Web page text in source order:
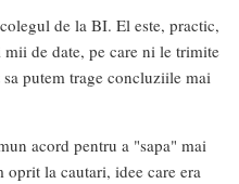
de la BI. El este, practic,
de date, pe care ni le trimite
putem trage concluziile mai
acord pentru a "sapa" mai
la cautari, idee care era